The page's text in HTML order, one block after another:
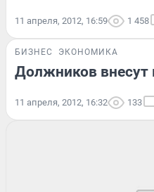
11 апреля, 2012, 16:59 1 458
БИЗНЕС ЭКОНОМИКА
Должников внесут
11 апреля, 2012, 16:32 133